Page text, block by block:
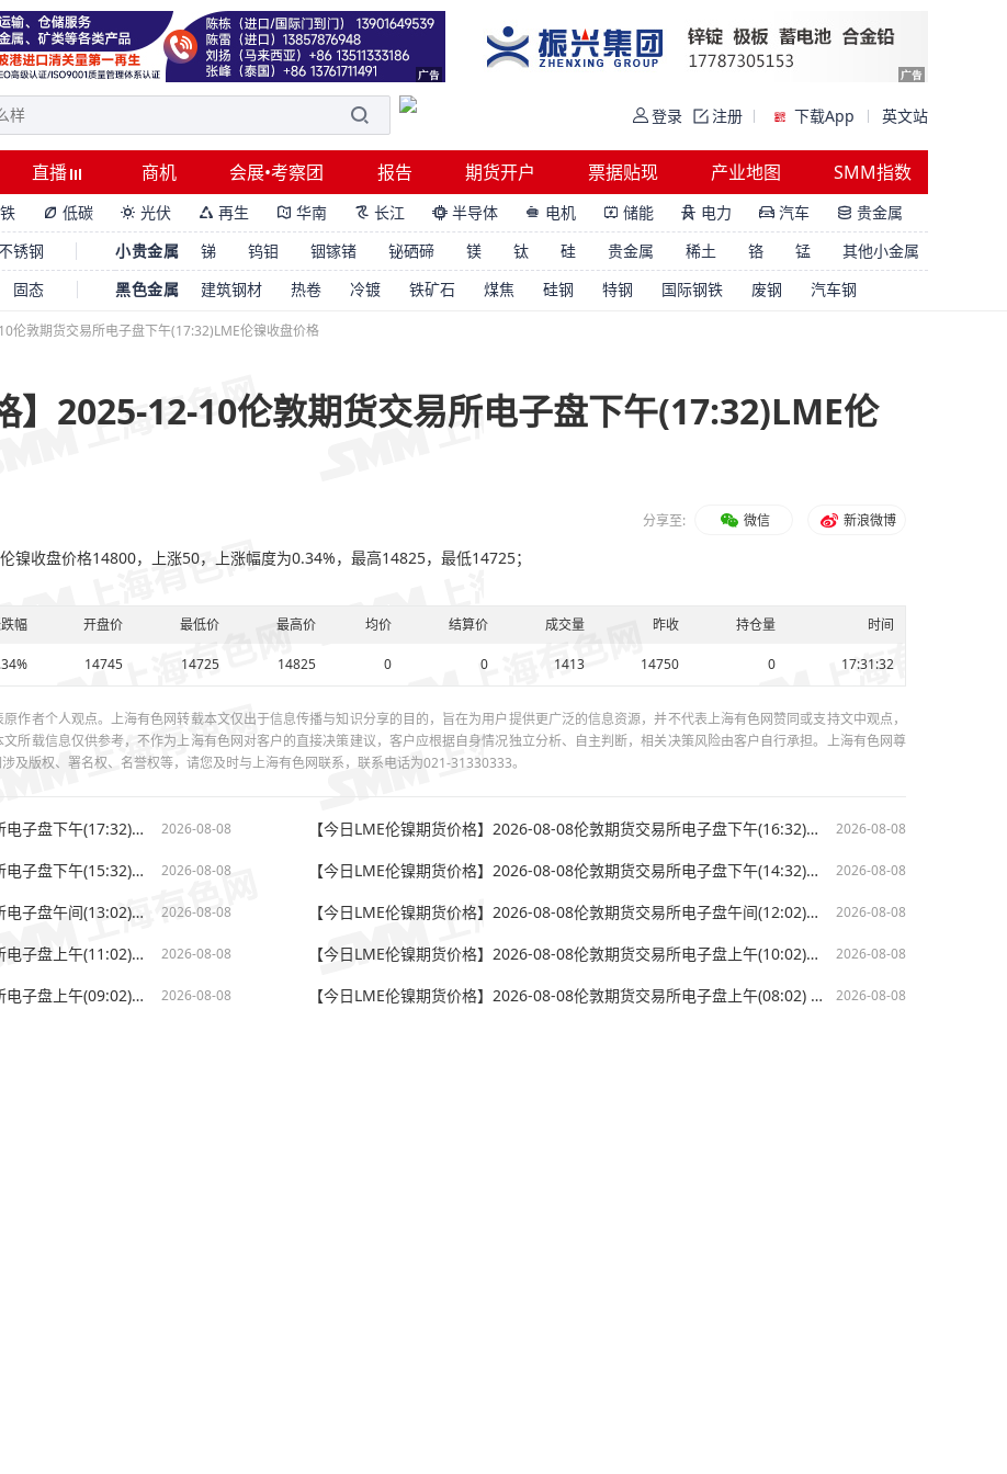
登录 注册 下载App 英文站
直播 商机 会展•考察团 报告 期货开户 票据贴现 产业地图 SMM指数
 低碳  光伏  再生  华南  长江  半导体  电机  储能  电力  汽车  贵金属
锈钢 小贵金属 锑 钨钼 铟镓锗 铋硒碲 镁 钛 硅 贵金属 稀土 铬 锰
其他小金属
固态 黑色金属 建筑钢材 热卷 冷镀 铁矿石 煤焦 硅钢 特钢 国际钢铁 废钢 汽车钢
伦敦期货交易所电子盘下午(17:32)LME伦镍收盘价格
】2025-12-10伦敦期货交易所电子盘下午(17:32)LME伦
分享至: 微信 新浪微博
收盘价格14800，上涨50，上涨幅度为0.34%，最高14825，最低14725；
幅 开盘价 最低价 最高价 均价 结算价 成交量 昨收 持仓量 时间
14745 14725 14825 0 0 1413 14750 0 17:31:32
作者个人观点。上海有色网转载本文仅出于信息传播与知识分享的目的，旨在为用户提供更广泛的信息资源，并不代表上海有色网赞同或支持文中观点，
所载信息仅供参考，不作为上海有色网对客户的直接决策建议，客户应根据自身情况独立分析、自主判断，相关决策风险由客户自行承担。上海有色网尊
及版权、署名权、名誉权等，请您及时与上海有色网联系，联系电话为021-31330333。
【今日LME伦镍期货价格】2026-08-08伦敦期货交易所电子盘下午(17:32)LME伦镍收盘价格 2026-08-08 【今日LME伦镍期货价格】2026-08-08伦敦期货交易所电子盘下午(16:32)LME伦镍最新价格 2026-08-08
【今日LME伦镍期货价格】2026-08-08伦敦期货交易所电子盘下午(15:32)LME伦镍最新价格 2026-08-08 【今日LME伦镍期货价格】2026-08-08伦敦期货交易所电子盘下午(14:32)LME伦镍开盘价格 2026-08-08
【今日LME伦镍期货价格】2026-08-08伦敦期货交易所电子盘午间(13:02)LME伦镍收盘价格 2026-08-08 【今日LME伦镍期货价格】2026-08-08伦敦期货交易所电子盘午间(12:02)LME伦镍最新价格 2026-08-08
【今日LME伦镍期货价格】2026-08-08伦敦期货交易所电子盘上午(11:02)LME伦镍最新价格 2026-08-08 【今日LME伦镍期货价格】2026-08-08伦敦期货交易所电子盘上午(10:02)LME伦镍最新价格 2026-08-08
【今日LME伦镍期货价格】2026-08-08伦敦期货交易所电子盘上午(09:02)LME伦镍最新价格 2026-08-08 【今日LME伦镍期货价格】2026-08-08伦敦期货交易所电子盘上午(08:02) LME伦镍开盘价格 2026-08-08